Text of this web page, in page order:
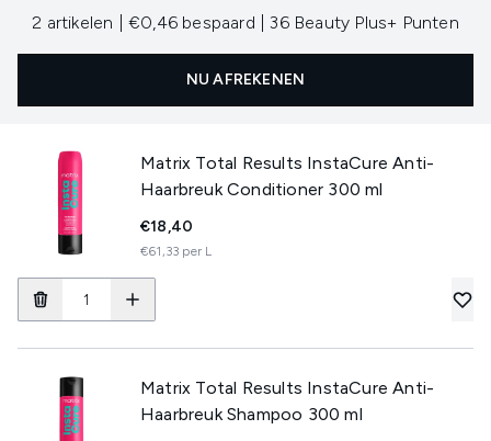
2 artikelen €0,46 bespaard , 36 Beauty Plus+ Punten
NU AFREKENEN
Matrix Total Results InstaCure Anti-
Haarbreuk Conditioner 300 ml
€18,40
€61,33 per L
Matrix Total Results InstaCure Anti-
Haarbreuk Shampoo 300 ml